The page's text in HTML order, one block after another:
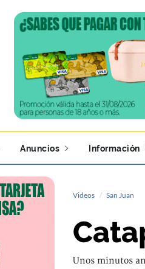
Anuncios Información
Videos San Juan
Unos minutos